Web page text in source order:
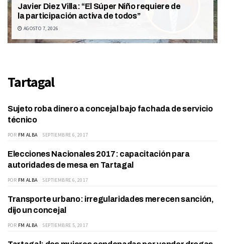
Javier Diez Villa: “El Súper Niño requiere de
la participación activa de todos”
AGOSTO 7, 2026
Tartagal
ACTUALIDAD
Sujeto roba dinero a concejal bajo fachada de servicio
técnico
POR FM ALBA SEPTIEMBRE 6, 2017
Elecciones Nacionales 2017: capacitación para
autoridades de mesa en Tartagal
POR FM ALBA SEPTIEMBRE 6, 2017
ACTUALIDAD
Transporte urbano: irregularidades merecen sanción,
dijo un concejal
POR FM ALBA SEPTIEMBRE 5, 2017